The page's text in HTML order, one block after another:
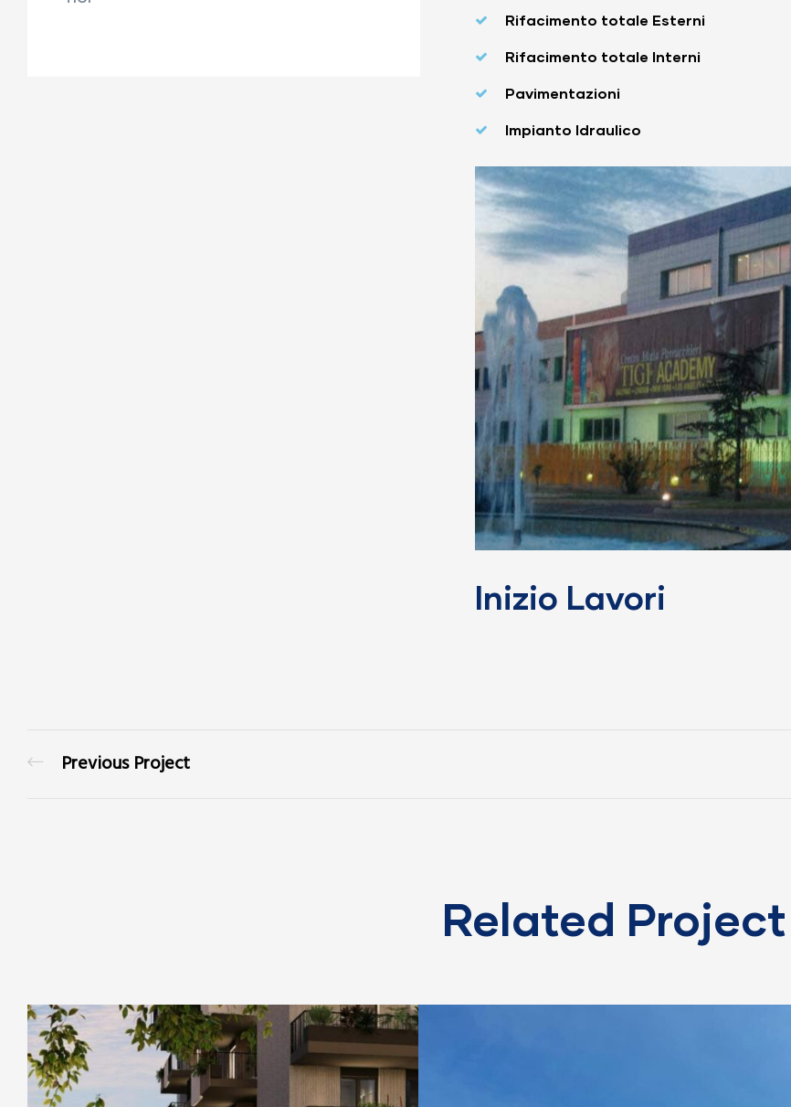
Rifacimento totale Esterni
Rifacimento totale Interni
Pavimentazioni
Impianto Idraulico
Inizio Lavori
Previous Project
Related Project